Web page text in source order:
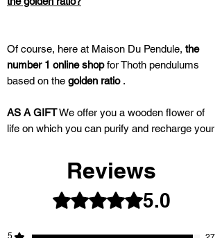
Of course, here at Maison Du Pendule, the
number 1 online shopfor Thoth pendulums
based on the golden ratio.
AS A GIFTWe offer you a wooden flower of
life on which you can purify and recharge your
Here are the characteristics of this Thoth
Reviews
Rated 5 out of 5 stars.5.0
5